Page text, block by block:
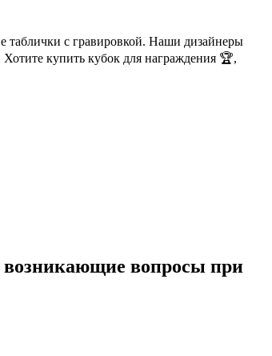
таблички с гравировкой. Наши дизайнеры
купить кубок для награждения 🏆,
возникающие вопросы при